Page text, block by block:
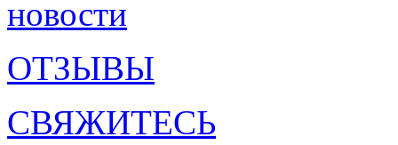
новости
ОТЗЫВЫ
СВЯЖИТЕСЬ